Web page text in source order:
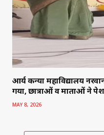
आर्य कन्या महाविद्यालय
गया, छात्राओं व माताओं ने
MAY 8, 2026